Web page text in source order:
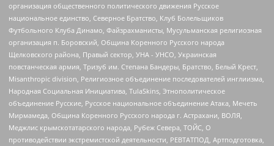
организация общественного политического движения Русское
национальное единство, Северное Братство, Клуб Болельщиков
Футбольного Клуба Динамо, Файзрахманисты, Мусульманская религиозная
организация п. Боровский, Община Коренного Русского народа
Щелковского района, Правый сектор, УНА - УНСО, Украинская
повстанческая армия, Тризуб им. Степана Бандеры, Братство, Белый Крест,
Misanthropic division, Религиозное объединение последователей инглиизма,
Народная Социальная Инициатива, TulaSkins, Этнополитическое
объединение Русские, Русское национальное объединение Атака, Мечеть
Мирмамеда, Община Коренного Русского народа г. Астрахани, ВОЛЯ,
Меджлис крымскотатарского народа, Рубеж Севера, ТОЙС, О
противодействии экстремистской деятельности, РЕВТАТПОД, Артподготовка,